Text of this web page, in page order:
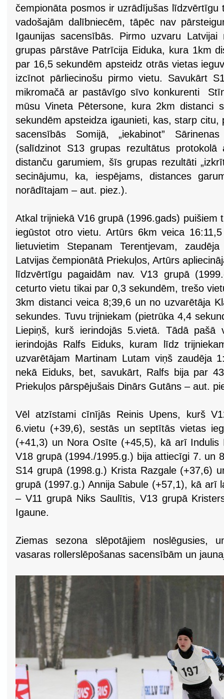
čempionāta posmos ir uzrādījušas līdzvērtīgu
vadošajām dalībniecēm, tāpēc nav
Igaunijas sacensībās. Pirmo uzvaru Latvijai
grupas pārstāve Patrīcija Eiduka, kura 1km
par 16,5 sekundēm apsteidz otrās vietas
izcīnot pārliecinošu pirmo vietu. Savukārt
mikromačā ar pastāvīgo sīvo konkurenti
mūsu Vineta Pētersone, kura 2km distanci
sekundēm apsteidza igaunieti, kas, starp citu,
sacensībās Somijā, „iekabinot”
(salīdzinot S13 grupas rezultātus
distanču garumiem, šīs grupas rezultāti
secinājumu, ka, iespējams, distances
norādītajam – aut. piez.).
Atkal trijniekā V16 grupā (1996.gads) puišiem
iegūstot otro vietu. Artūrs 6km veica
lietuvietim Stepanam Terentjevam,
Latvijas čempionātā Priekuļos, Artūrs
līdzvērtīgu pagaidām nav. V13 grupā
ceturto vietu tikai par 0,3 sekundēm, trešo
3km distanci veica 8;39,6 un no uzvarētāja
sekundes. Tuvu trijniekam (pietrūka 4,4
Liepiņš, kurš ierindojās 5.vietā. Tādā pašā
ierindojās Ralfs Eiduks, kuram līdz
uzvarētājam Martinam Lutam viņš zaudēja
nekā Eiduks, bet, savukārt, Ralfs bija par
Priekuļos pārspējušais Dinārs Gutāns – aut.
Vēl atzīstami cīnījās Reinis Upens, kurš
6.vietu (+39,6), sestās un septītās vietas
(+41,3) un Nora Osīte (+45,5), kā arī Indulis
V18 grupā (1994./1995.g.) bija attiecīgi 7. un
S14 grupā (1998.g.) Krista Razgale (+37,6)
grupā (1997.g.) Annija Sabule (+57,1), kā arī
– V11 grupā Niks Saulītis, V13 grupā
Igaune.
Ziemas sezona slēpotājiem noslēgusies,
vasaras rollerslēpošanas sacensībām un